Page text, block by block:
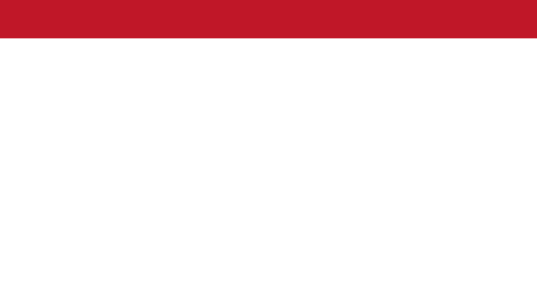
Die HeimattageDownloadsMitmachen